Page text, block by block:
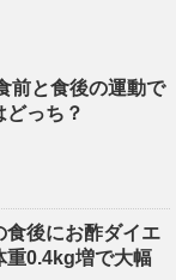
前と食後の運動で
どっち？
食後にお酢ダイエ
重0.4kg増で大幅